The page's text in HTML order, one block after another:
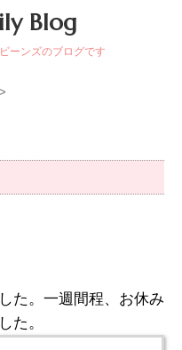
Blog
ーンズのブログです
>
た。一週間程、お休み
た。